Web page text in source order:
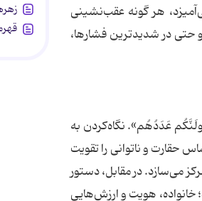
هر گونه عقب‌نشینی
حتی در شدیدترین فشارها،
عَدَدُهُم». نگاه‌کردن به
و ناتوانی را تقویت
می‌سازد. در مقابل، دستور
خانواده، هویت و ارزش‌هایی